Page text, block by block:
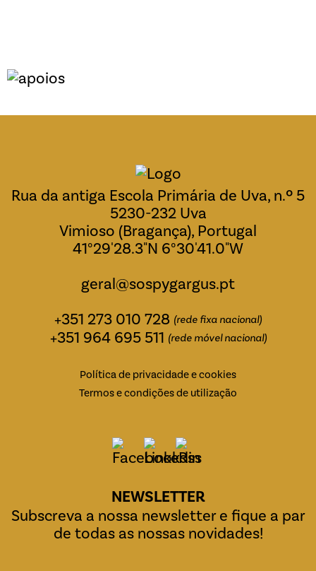
Rua da antiga Escola Primária de Uva, n.º 5
5230-232 Uva
Vimioso (Bragança), Portugal
41°29'28.3"N 6°30'41.0"W
geral@sospygargus.pt
+351 273 010 728 (rede fixa nacional)
+351 964 695 511 (rede móvel nacional)
Política de privacidade e cookies
Termos e condições de utilização
NEWSLETTER
Subscreva a nossa newsletter e fique a par
de todas as nossas novidades!